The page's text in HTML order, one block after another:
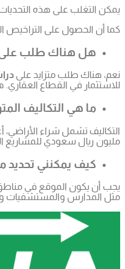
يمكن التغلب على هذه
كما أن الحصول على التراخيص
هل هناك طلب على
نعم، هناك طلب متزايد على
للاستثمار في القطاع
ما هي التكاليف
مليون ريال سعودي للمشاريع
كيف يمكنني
يجب أن يكون الموقع في مناطق
مثل المدارس والمستشفيات